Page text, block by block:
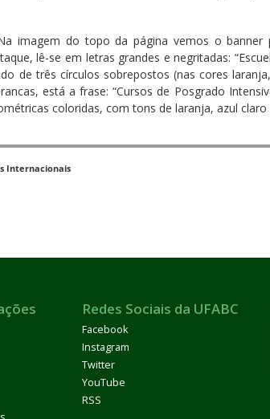
imagem do topo da página vemos o banner
lê-se em letras grandes e negritadas:
de três círculos sobrepostos (nas cores
está a frase: “Cursos de Posgrado
coloridas, com tons de laranja, azul claro
Internacionais
Redes Sociais da UFABC
Facebook
Instagram
Twitter
YouTube
RSS